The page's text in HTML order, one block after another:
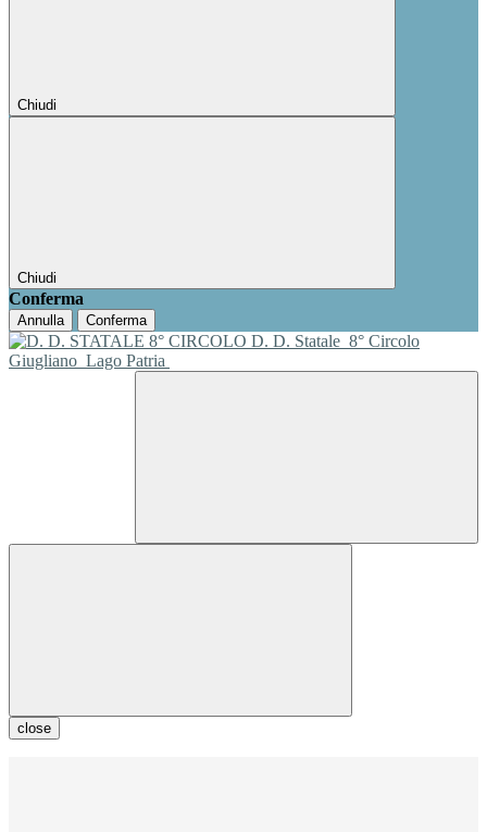
Chiudi
Chiudi
Conferma
Annulla Conferma
D. D. Statale 8° Circolo
Giugliano Lago Patria
close